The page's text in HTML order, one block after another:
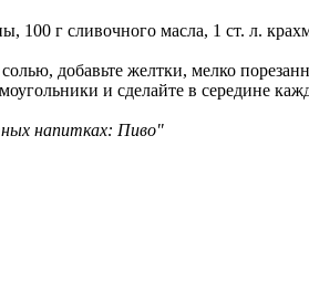
100 г сливочного масла, 1 ст. л.
добавьте желтки, мелко
и сделайте в середине
напитках: Пиво"